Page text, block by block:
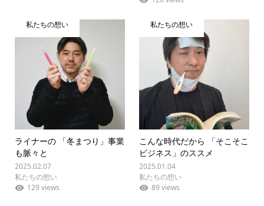
私たちの想い
ライナーの 「冬まつり」事業
も脈々と
2025.02.07
私たちの想い
129 views
私たちの想い
こんな時代だから 「そこそこ
ビジネス」のススメ
2025.01.04
私たちの想い
89 views